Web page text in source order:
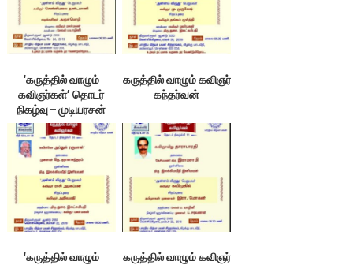
‘கருத்தில் வாழும்
கவிஞர்கள்’ தொடர்
நிகழ்வு – முடியரசன்
கருத்தில் வாழும் கவிஞர்
கந்தர்வன்
‘கருத்தில் வாழும்
கருத்தில் வாழும் கவிஞர்